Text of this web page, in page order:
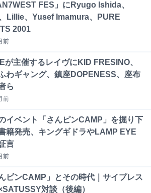
FES」にRyugo Ishida、
Lillie、Yusef Imamura、PURE
2001
前
が主催するレイヴにKID FRESINO、
わギャング、鎮座DOPENESS、座布
ら
前
イベント「さんピンCAMP」を掘り下
籍発売、キングギドラやLAMP EYE
言
前
んピンCAMP」とその時代｜サイプレス
対談（後編）